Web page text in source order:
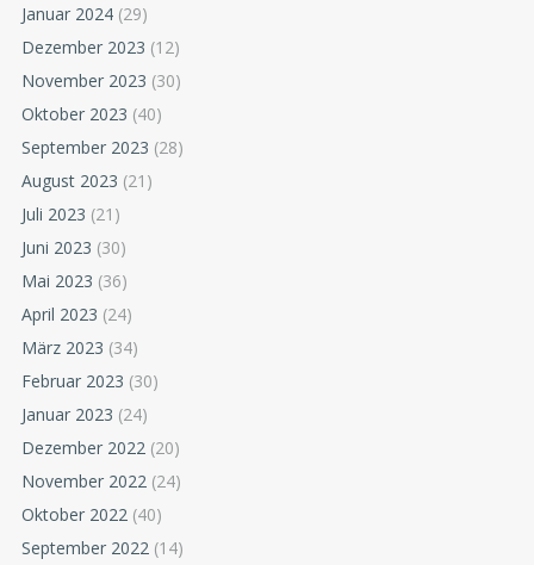
Januar 2024 (29)
Dezember 2023 (12)
November 2023 (30)
Oktober 2023 (40)
September 2023 (28)
August 2023 (21)
Juli 2023 (21)
Juni 2023 (30)
Mai 2023 (36)
April 2023 (24)
März 2023 (34)
Februar 2023 (30)
Januar 2023 (24)
Dezember 2022 (20)
November 2022 (24)
Oktober 2022 (40)
September 2022 (14)